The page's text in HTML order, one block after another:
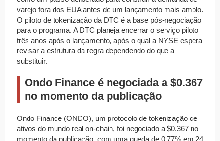
varejo fora dos EUA antes de um lançamento mais amplo.
O piloto de tokenização da DTC é a base pós-negociação
para o programa. A DTC planeja encerrar o serviço piloto
três anos após o lançamento, após o qual a NYSE espera
revisar a estrutura da regra dependendo do que a
substituir.
Ondo Finance é negociada a $0.367
no momento da publicação
Ondo Finance (ONDO), um protocolo de tokenização de
ativos do mundo real on-chain, foi negociado a $0.367 no
momento da publicação, com uma queda de 0.77% em 24